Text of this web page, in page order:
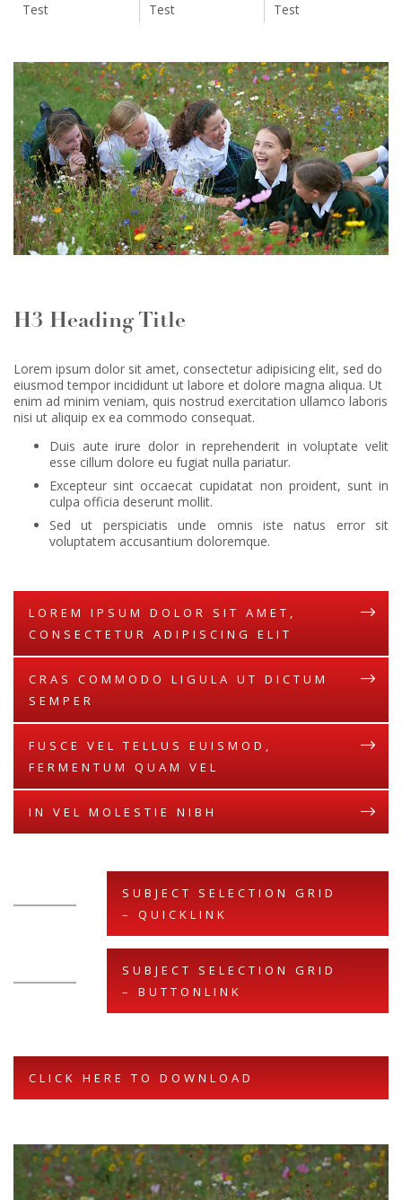
Test
Test Test
H3 Heading Title
Lorem ipsum dolor sit amet, consectetur adipisicing elit, sed do
eiusmod tempor incididunt ut labore et dolore magna aliqua. Ut
enim ad minim veniam, quis nostrud exercitation ullamco laboris
nisi ut aliquip ex ea commodo consequat.
Duis aute irure dolor in reprehenderit in voluptate velit
esse cillum dolore eu fugiat nulla pariatur.
Excepteur sint occaecat cupidatat non proident, sunt in
culpa officia deserunt mollit.
Sed ut perspiciatis unde omnis iste natus error sit
voluptatem accusantium doloremque.
LOREM IPSUM DOLOR SIT AMET,
CONSECTETUR ADIPISCING ELIT
CRAS COMMODO LIGULA UT DICTUM
SEMPER
FUSCE VEL TELLUS EUISMOD,
FERMENTUM QUAM VEL
IN VEL MOLESTIE NIBH
SUBJECT SELECTION GRID
– QUICKLINK
SUBJECT SELECTION GRID
– BUTTONLINK
CLICK HERE TO DOWNLOAD